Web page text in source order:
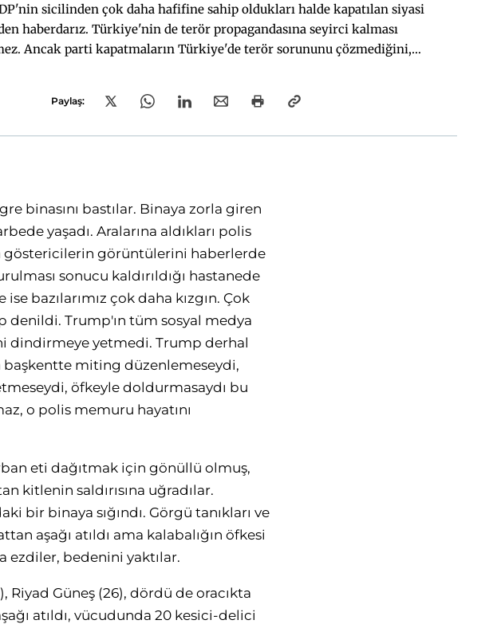
sicilinden çok daha hafifine sahip oldukları halde kapatılan siyasi
haberdarız. Türkiye'nin de terör propagandasına seyirci kalması
Ancak parti kapatmaların Türkiye'de terör sorununu çözmediğini,
Paylaş:
binasını bastılar. Binaya zorla giren
yaşadı. Aralarına aldıkları polis
göstericilerin görüntülerini haberlerde
sonucu kaldırıldığı hastanede
bazılarımız çok daha kızgın. Çok
denildi. Trump'ın tüm sosyal medya
dindirmeye yetmedi. Trump derhal
miting düzenlemeseydi,
öfkeyle doldurmasaydı bu
o polis memuru hayatını
eti dağıtmak için gönüllü olmuş,
kitlenin saldırısına uğradılar.
bir binaya sığındı. Görgü tanıkları ve
aşağı atıldı ama kalabalığın öfkesi
ezdiler, bedenini yaktılar.
Riyad Güneş (26), dördü de oracıkta
atıldı, vücudunda 20 kesici-delici